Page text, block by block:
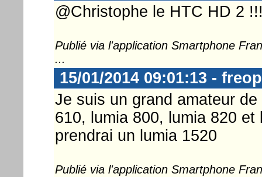
@Christophe le HTC HD 2
Publié via l'application Smartphone
...
15/01/2014 09:01:13 -
Je suis un grand amateur
610, lumia 800, lumia 820
prendrai un lumia 1520
Publié via l'application Smartphone